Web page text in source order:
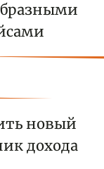
новый
дохода